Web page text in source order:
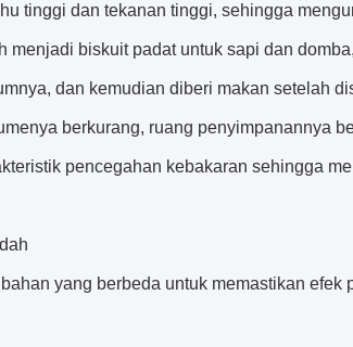
tinggi dan tekanan tinggi, sehingga
biskuit padat untuk sapi dan
dan kemudian diberi makan setelah
berkurang, ruang penyimpanannya
pencegahan kebakaran sehingga
yang berbeda untuk memastikan efek